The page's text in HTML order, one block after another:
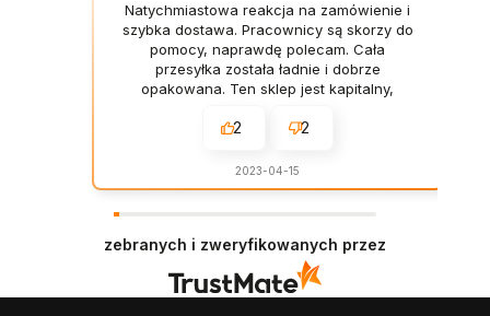
Natychmiastowa reakcja na zamówienie i
szybka dostawa. Pracownicy są skorzy do
pomocy, naprawdę polecam. Cała
przesyłka została ładnie i dobrze
opakowana. Ten sklep jest kapitalny,
Takie niespodzianki to ja lubię, szybko i
wszystko jest ok. Dobrze zapakowane i
łatwe do otwarcia. Ogromna pochwała za
Bezzwłocznie wysłali moje zamówienie,
nie pobierając ode mnie żadnych
dodatkowych opłat. Rewelacyjna obsługa,
2 2
2023-04-15
zebranych i zweryfikowanych przez